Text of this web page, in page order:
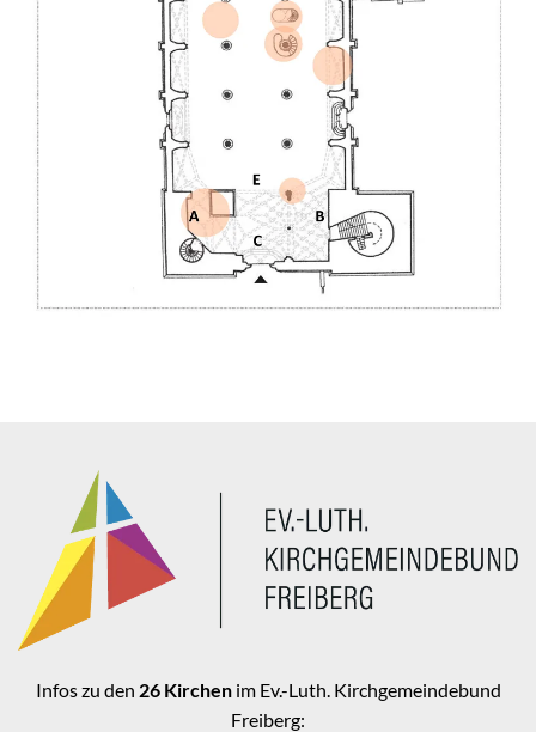
Infos zu den 26 Kirchenim Ev.-Luth. Kirchgemeindebund
Freiberg: